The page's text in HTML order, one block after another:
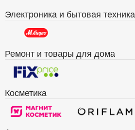
Электроника и бытовая техника
Ремонт и товары для дома
Косметика